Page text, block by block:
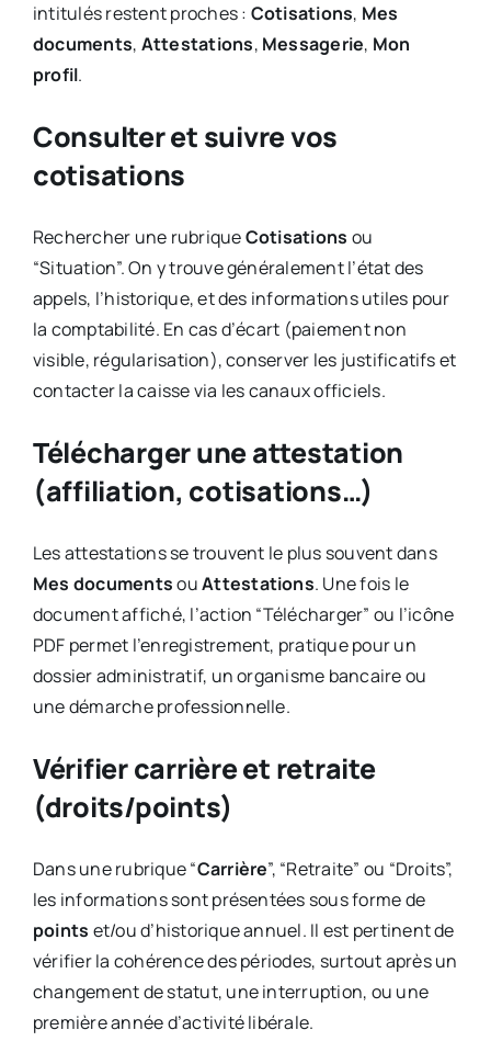
intitulés restent proches : Cotisations, Mes
documents, Attestations, Messagerie, Mon
profil.
Consulter et suivre vos
cotisations
Rechercher une rubriqueCotisations ou
“Situation”. On y trouve généralement l’état des
appels, l’historique, et des informations utiles pour
la comptabilité. En cas d’écart (paiement non
visible, régularisation), conserver les justificatifs et
contacter la caisse via les canaux officiels.
Télécharger une attestation
(affiliation, cotisations…)
Les attestations se trouvent le plus souvent dans
Mes documentsouAttestations. Une fois le
document affiché, l’action “Télécharger” ou l’icône
PDF permet l’enregistrement, pratique pour un
dossier administratif, un organisme bancaire ou
une démarche professionnelle.
Vérifier carrière et retraite
(droits/points)
Dans une rubrique “Carrière”, “Retraite” ou “Droits”,
les informations sont présentées sous forme de
points et/ou d’historique annuel. Il est pertinent de
vérifier la cohérence des périodes, surtout après un
changement de statut, une interruption, ou une
première année d’activité libérale.